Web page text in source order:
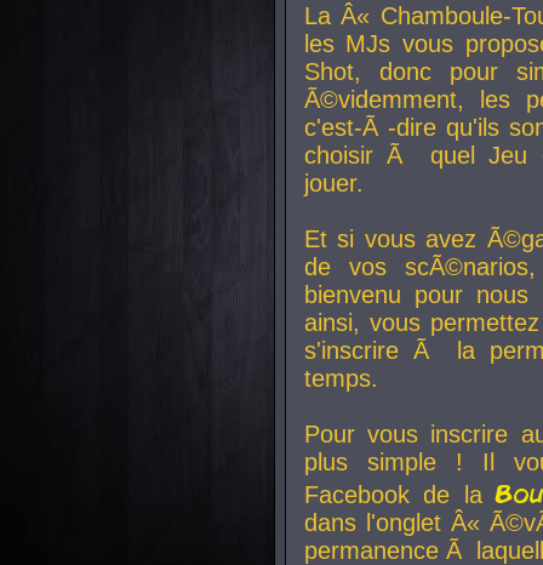
La Â« Chamboule-
les MJs vous
Shot, donc pour
Ã©videmment, les
c'est-Ã -dire qu'ils
choisir Ã quel Jeu
jouer.
Et si vous avez
de vos
bienvenu pour
ainsi, vous
s'inscrire Ã la
temps.
Pour vous inscrire
plus simple ! Il
Facebook de la
dans l'onglet Â«
permanence Ã